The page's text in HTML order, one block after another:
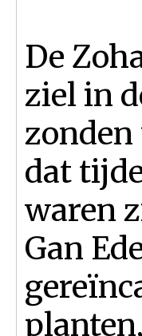
De
ziel in
zonden
dat
waren
Gan